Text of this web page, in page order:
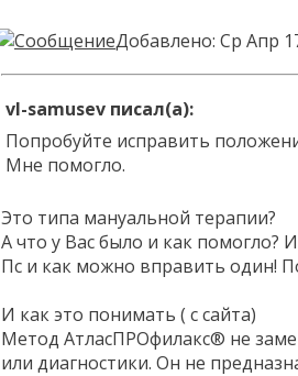
Добавлено: Ср Апр
vl-samusev писал(а):
Попробуйте исправить
Мне помогло.
Это типа мануальной терапии?
А что у Вас было и как помогло?
Пс и как можно вправить один!
И как это понимать ( с сайта)
Метод АтласПРОфилакс® не
или диагностики. Он не